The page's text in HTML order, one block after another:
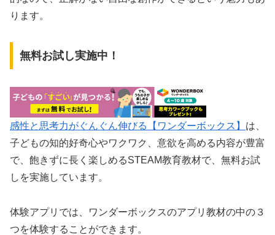
ります。
無料お試し実施中！
感性と思考力がぐんぐん伸びる【ワンダーボックス】 は、
子どもの知的好奇心やワクワク、意欲を高める内容が豊富
で、飽きずに長く楽しめるSTEAM教育教材で、無料お試
しを実施しています。
体験アプリでは、ワンダーボックスのアプリ教材の中の３
つを体験することができます。